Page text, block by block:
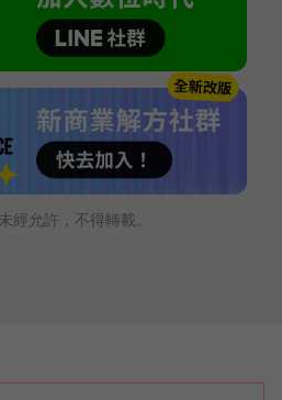
經允許，不得轉載。